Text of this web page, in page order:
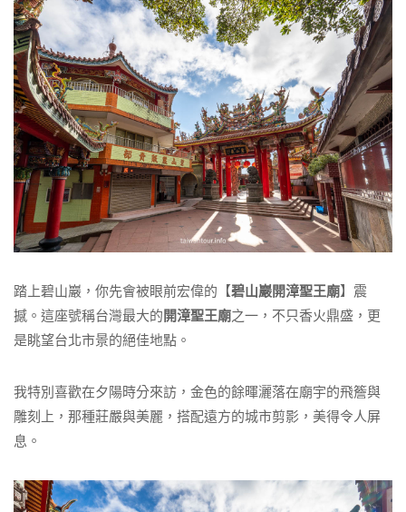
踏上碧山巖，你先會被眼前宏偉的【碧山巖開漳聖王廟】震
撼。這座號稱台灣最大的 開漳聖王廟之一，不只香火鼎盛，更
是眺望台北市景的絕佳地點。
我特別喜歡在夕陽時分來訪，金色的餘暉灑落在廟宇的飛簷與
雕刻上，那種莊嚴與美麗，搭配遠方的城市剪影，美得令人屏
息。